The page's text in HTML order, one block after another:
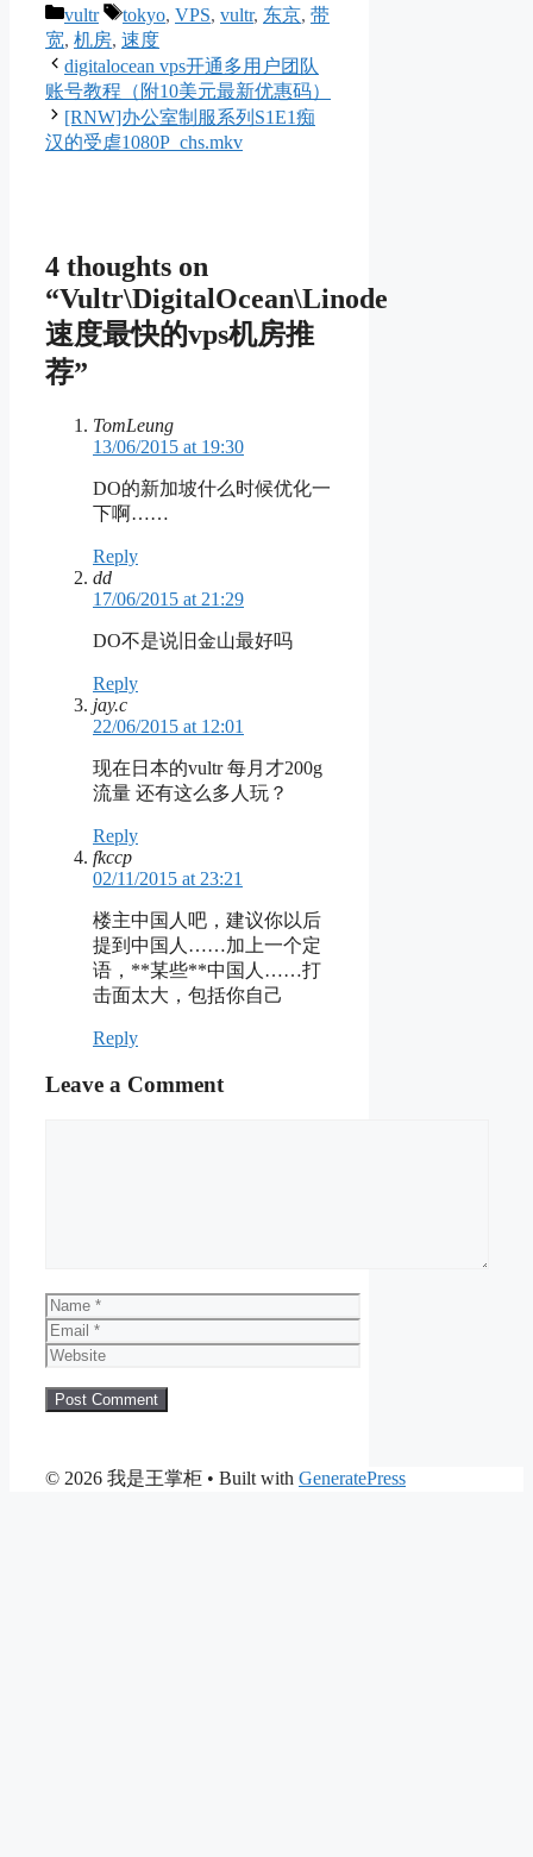
Categories
vultr Tags
tokyo, VPS, vultr, 东京, 带
宽, 机房, 速度
digitalocean vps开通多用户团队
账号教程（附10美元最新优惠码）
[RNW]办公室制服系列S1E1痴
汉的受虐1080P_chs.mkv
4 thoughts on
“Vultr\DigitalOcean\Linode
速度最快的vps机房推
荐”
TomLeung
13/06/2015 at 19:30
DO的新加坡什么时候优化一
下啊……
Reply
dd
17/06/2015 at 21:29
DO不是说旧金山最好吗
Reply
jay.c
22/06/2015 at 12:01
现在日本的vultr 每月才200g
流量 还有这么多人玩？
Reply
fkccp
02/11/2015 at 23:21
楼主中国人吧，建议你以后
提到中国人……加上一个定
语，**某些**中国人……打
击面太大，包括你自己
Reply
Leave a Comment
Name
Email
Website
© 2026 我是王掌柜 • Built with GeneratePress